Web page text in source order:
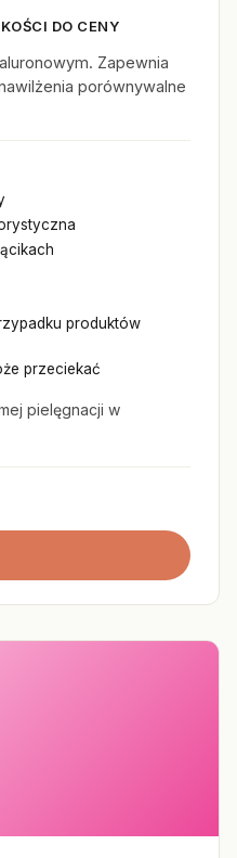
DO CENY
Zapewnia
porównywalne
produktów
przeciekać
pielęgnacji w